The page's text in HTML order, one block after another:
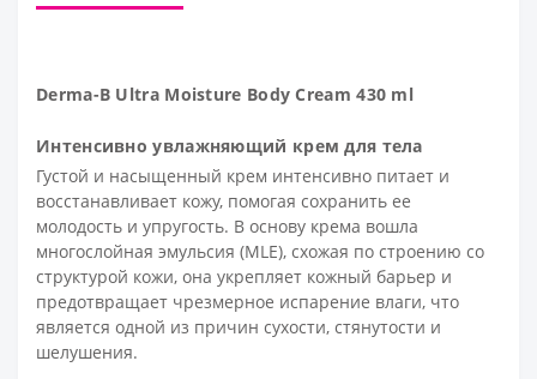
Derma-B Ultra Moisture Body Cream 430 ml
Интенсивно увлажняющий крем для тела
Густой и насыщенный крем интенсивно питает и
восстанавливает кожу, помогая сохранить ее
молодость и упругость. В основу крема вошла
многослойная эмульсия (MLE), схожая по строению со
структурой кожи, она укрепляет кожный барьер и
предотвращает чрезмерное испарение влаги, что
является одной из причин сухости, стянутости и
шелушения.